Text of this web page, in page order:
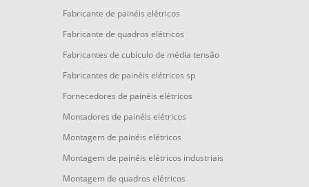
Fabricante de painéis elétricos
Fabricante de quadros elétricos
Fabricantes de cubículo de média tensão
Fabricantes de painéis elétricos sp
Fornecedores de painéis elétricos
Montadores de painéis elétricos
Montagem de painéis elétricos
Montagem de painéis elétricos industriais
Montagem de quadros elétricos